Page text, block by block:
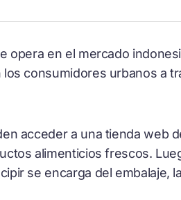
opera en el mercado
consumidores urbanos a
acceder a una tienda web
alimenticios frescos.
se encarga del embalaje,